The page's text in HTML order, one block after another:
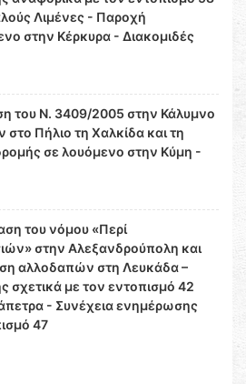
Λιμένες - Παροχή
στην Κέρκυρα - Διακομιδές
του Ν. 3409/2005 στην Κάλυμνο
Πήλιο τη Χαλκίδα και τη
σε λουόμενο στην Κύμη -
του νόμου «Περί
στην Αλεξανδρούπολη και
αλλοδαπών στη Λευκάδα –
σχετικά με τον εντοπισμό 42
- Συνέχεια ενημέρωσης
47